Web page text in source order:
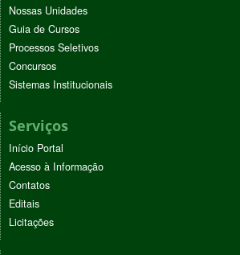
Nossas Unidades
Guia de Cursos
Processos Seletivos
Concursos
Sistemas Institucionais
Serviços
Início Portal
Acesso à Informação
Contatos
Editais
Licitações